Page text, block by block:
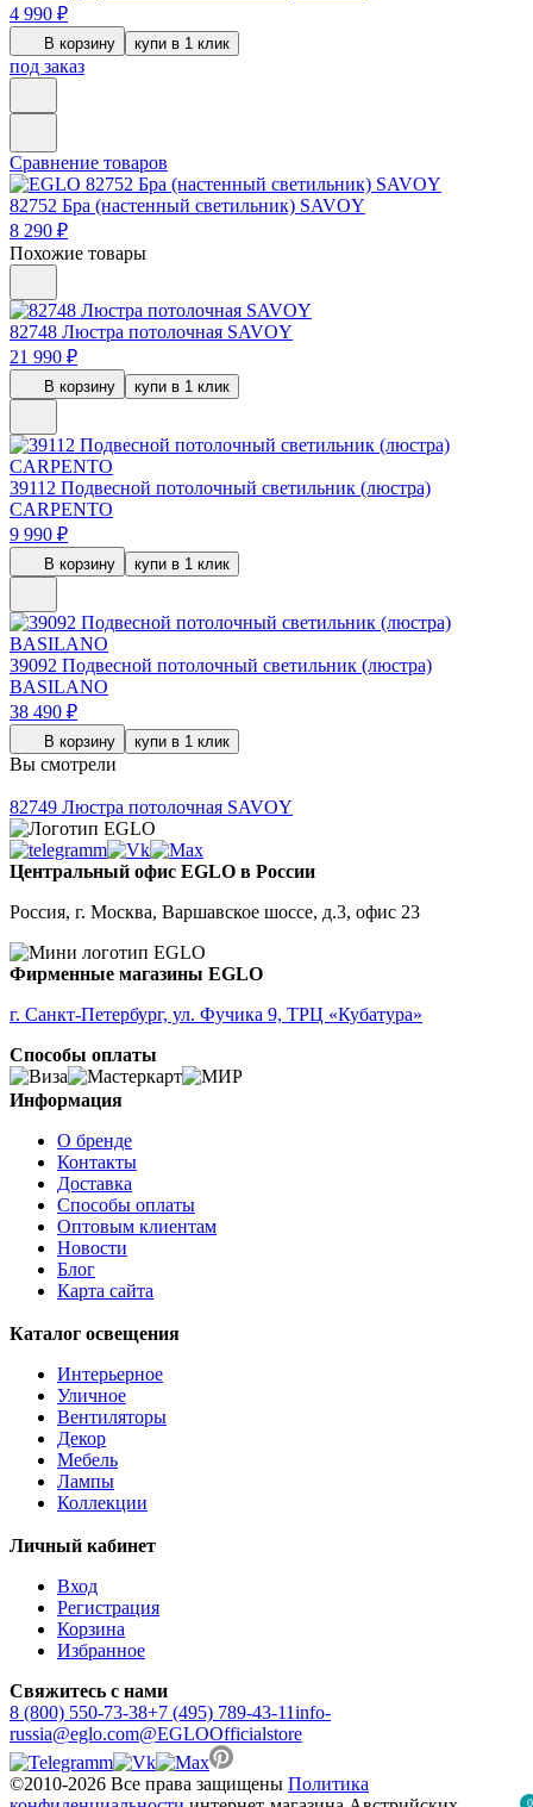
0
4 990 ₽
В корзину купи в 1 клик
под заказ
Сравнение товаров
82752 Бра (настенный светильник) SAVOY
8 290 ₽
Похожие товары
82748 Люстра потолочная SAVOY
21 990 ₽
В корзину купи в 1 клик
39112 Подвесной потолочный светильник (люстра)
CARPENTO
9 990 ₽
В корзину купи в 1 клик
39092 Подвесной потолочный светильник (люстра)
BASILANO
38 490 ₽
В корзину купи в 1 клик
Вы смотрели
82749 Люстра потолочная SAVOY
Центральный офис EGLO в России
Россия, г. Москва, Варшавское шоссе, д.3, офис 23
Фирменные магазины EGLO
г. Санкт-Петербург, ул. Фучика 9, ТРЦ «Кубатура»
Способы оплаты
Информация
О бренде
Контакты
Доставка
Способы оплаты
Оптовым клиентам
Новости
Блог
Карта сайта
Каталог освещения
Интерьерное
Уличное
Вентиляторы
Декор
Мебель
Лампы
Коллекции
Личный кабинет
Вход
Регистрация
Корзина
Избранное
Свяжитесь с нами
8 (800) 550-73-38+7 (495) 789-43-11info-
russia@eglo.com@EGLOOfficialstore
©2010-2026 Все права защищены Политика